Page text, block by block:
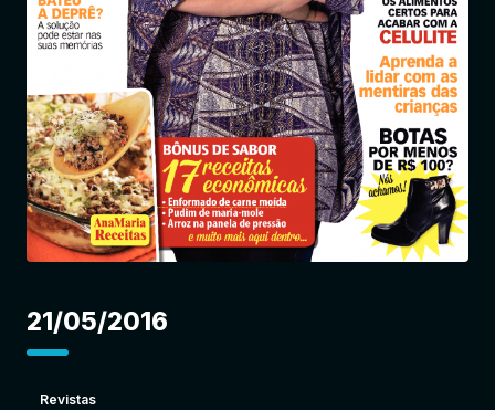
Entrar
21/05/2016
Revistas